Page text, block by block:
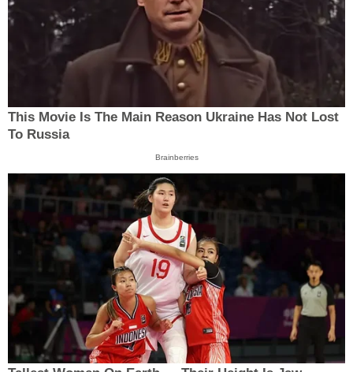
This Movie Is The Main Reason Ukraine Has Not Lost
To Russia
Brainberries